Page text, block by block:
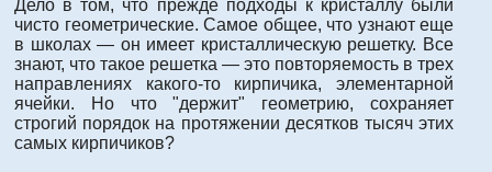
Дело в том, что прежде подходы к кристаллу были
чисто геометрические. Самое общее, что узнают еще
в школах — он имеет кристаллическую решетку. Все
знают, что такое решетка — это повторяемость в трех
направлениях какого-то кирпичика, элементарной
ячейки. Но что "держит" геометрию, сохраняет
строгий порядок на протяжении десятков тысяч этих
самых кирпичиков?